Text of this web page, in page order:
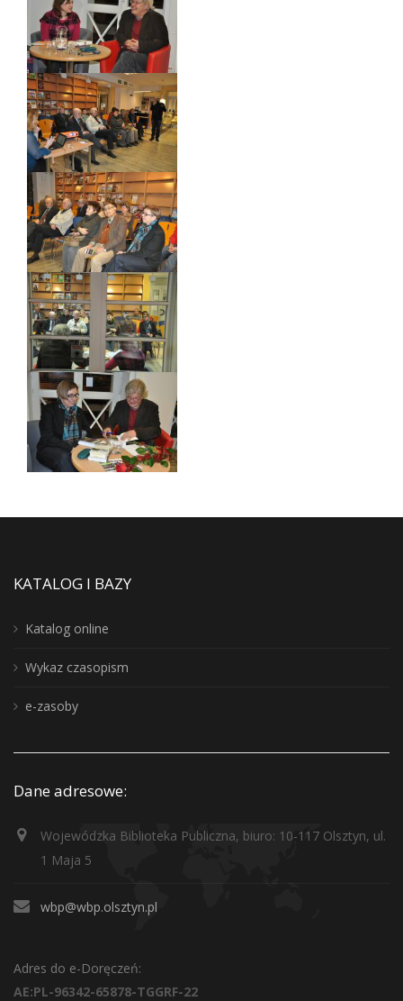
KATALOG I BAZY
Katalog online
Wykaz czasopism
e-zasoby
Dane adresowe:
Wojewódzka Biblioteka Publiczna, biuro: 10-117 Olsztyn, ul.
1 Maja 5
wbp@wbp.olsztyn.pl
Adres do e-Doręczeń:
AE:PL-96342-65878-TGGRF-22